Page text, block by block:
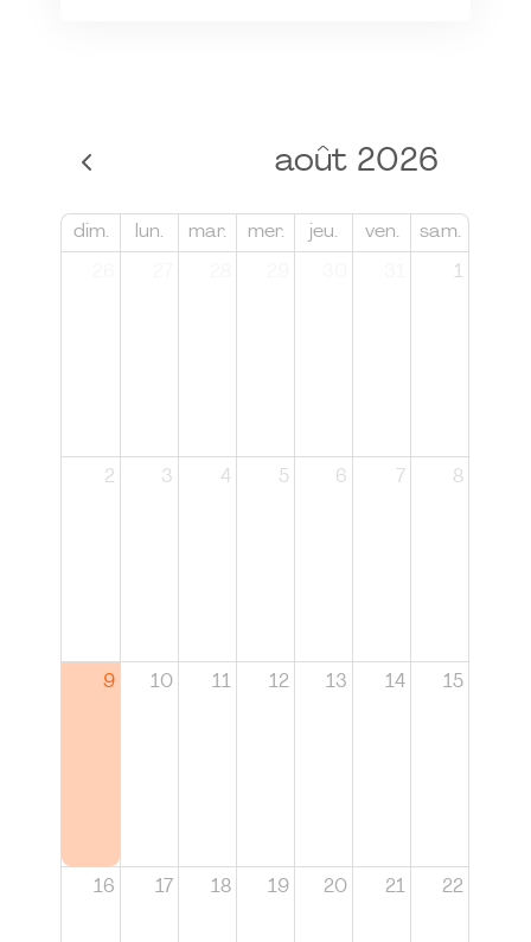
août 2026
dim. lun. mar. mer. jeu. ven. sam.
1
2 3 4 5 6 7 8
9 10 11 12 13 14 15
16 17 18 19 20 21 22